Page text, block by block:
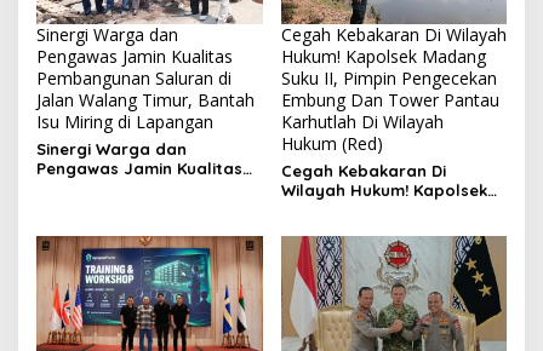
Sinergi Warga dan
Pengawas Jamin Kualitas
Pembangunan Saluran di
Jalan Walang Timur, Bantah
Isu Miring di Lapangan
Sinergi Warga dan
Pengawas Jamin Kualitas
Lapangan
Cegah Kebakaran Di Wilayah
Hukum! Kapolsek Madang
Suku II, Pimpin Pengecekan
Embung Dan Tower Pantau
Karhutlah Di Wilayah
Hukum (Red)
Cegah Kebakaran Di
Wilayah Hukum! Kapolsek
Tower Pantau Karhutlah Di
Wilayah Hukum